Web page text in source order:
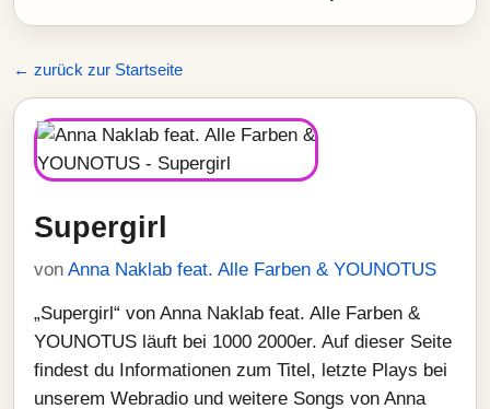
← zurück zur Startseite
Supergirl
von Anna Naklab feat. Alle Farben & YOUNOTUS
„Supergirl“ von Anna Naklab feat. Alle Farben &
YOUNOTUS läuft bei 1000 2000er. Auf dieser Seite
findest du Informationen zum Titel, letzte Plays bei
unserem Webradio und weitere Songs von Anna